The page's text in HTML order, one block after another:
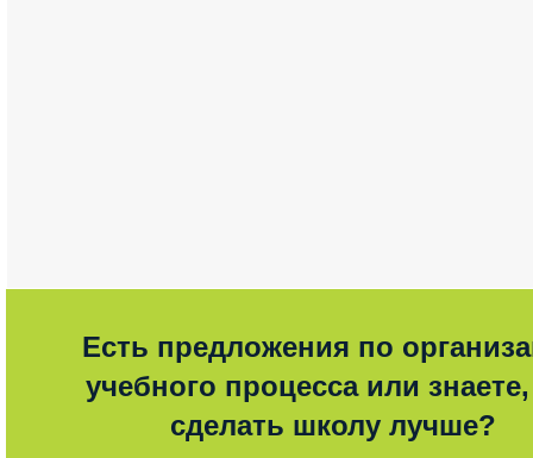
Есть предложения по
учебного процесса или знаете,
сделать школу лучше?